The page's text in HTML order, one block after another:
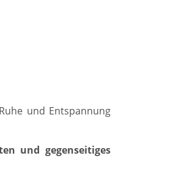
und Entspannung
und gegenseitiges